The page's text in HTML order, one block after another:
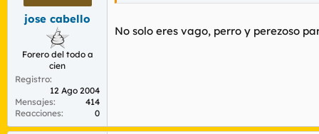
jose cabello
Forero del todo a
cien
Registro
12 Ago 2004
Mensajes
414
Reacciones
0
No solo eres vago, perro y perezoso